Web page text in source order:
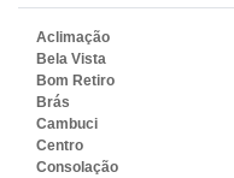
Aclimação
Bela Vista
Bom Retiro
Brás
Cambuci
Centro
Consolação